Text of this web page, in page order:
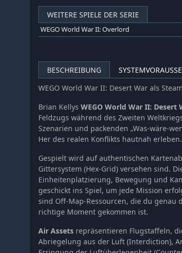
WEITERE SPIELE DER SERIE
WEGO World War II: Overlord
BESCHREIBUNG
WEGO World War II: Desert War als
Brian Kellys WEGO World War II: Desert
Feldzugs während des Zweiten
Szenarien und packenden „Was-wäre-
Her des realen Konflikts hautnah erleben.
Gespielt wird auf authentischen
Gittersystem (Hex-Grid) versehen sind.
Einheitenplatzierung, Bewegung und
geschickt ins Spiel, um jede Mission
sind Off-Map-Ressourcen, die du
richtige Moment gekommen ist.
Air Assets repräsentieren Flugstaffeln,
Abriegelung aus der Luft (Interdiction),